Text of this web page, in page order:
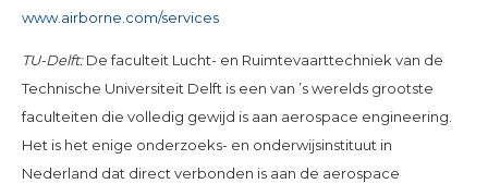
www.airborne.com/services
TU-Delft:De faculteit Lucht- en Ruimtevaarttechniek van de
Technische Universiteit Delft is een van ’s werelds grootste
faculteiten die volledig gewijd is aan aerospace engineering.
Het is het enige onderzoeks- en onderwijsinstituut in
Nederland dat direct verbonden is aan de aerospace